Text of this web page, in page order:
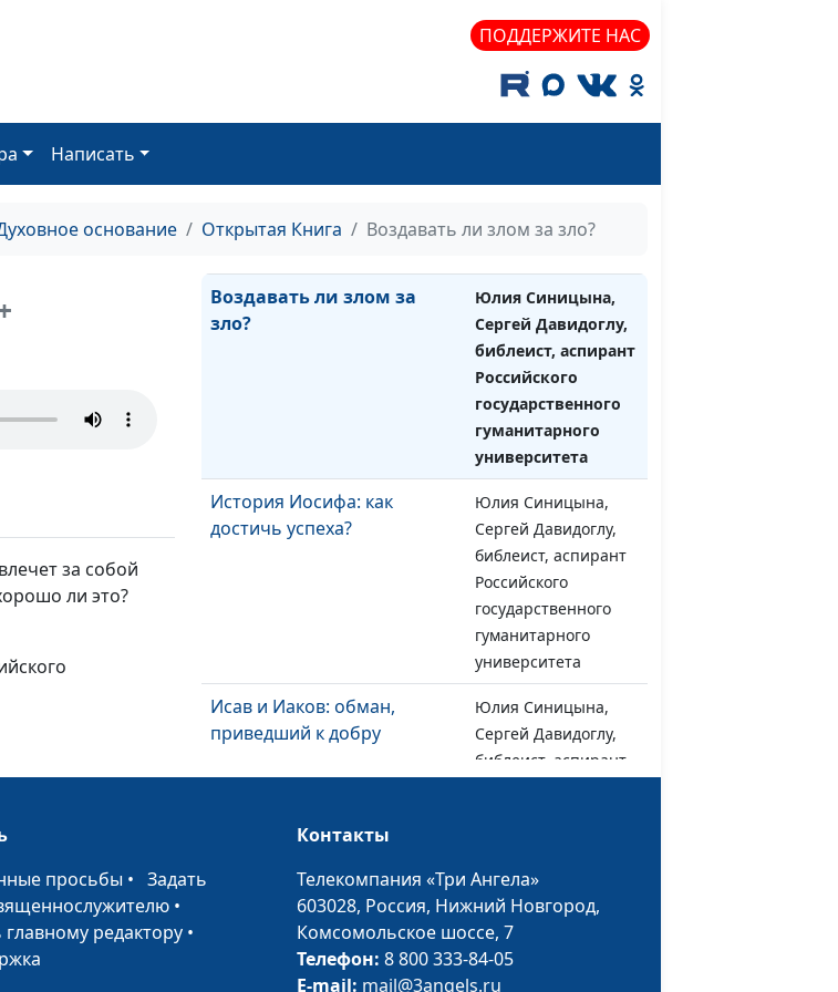
ПОДДЕРЖИТЕ НАС
Написать
основание Открытая Книга Воздавать ли злом за зло?
за собой
ли это?
гуманитарного
университета
Как жили пророки в
Юлия Синицына,
Сергей Давидоглу,
гуманитарного
Воздавать ли злом за
зло?
Юлия Синицына,
Сергей Давидоглу,
библеист, аспирант
Российского
государственного
гуманитарного
университета
История Иосифа: как
достичь успеха?
Юлия Синицына,
Сергей Давидоглу,
библеист, аспирант
Российского
государственного
гуманитарного
университета
Исав и Иаков: обман,
приведший к добру
Юлия Синицына,
Сергей Давидоглу,
библеист, аспирант
Ангелы существуют?
Юлия Синицына,
Сергей Давидоглу,
библеист, аспирант
просьбы •Задать
•
редактору •
Контакты
Телекомпания «Три Ангела»
603028, Россия, Нижний Новгород,
Комсомольское шоссе, 7
Телефон: 8 800 333-84-05
E-mail: mail@3angels.ru